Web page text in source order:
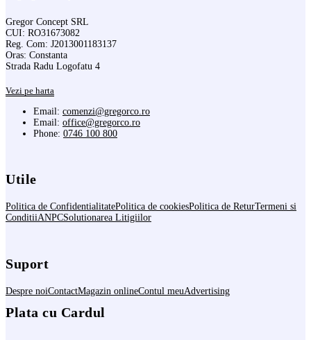
Gregor Concept SRL
CUI: RO31673082
Reg. Com: J2013001183137
Oras: Constanta
Strada Radu Logofatu 4
Vezi pe harta
Email: comenzi@gregorco.ro
Email: office@gregorco.ro
Phone: 0746 100 800
Utile
Politica de ConfidentialitatePolitica de cookiesPolitica de ReturTermeni si
ConditiiANPCSolutionarea Litigiilor
Suport
Despre noiContactMagazin onlineContul meuAdvertising
Plata cu Cardul